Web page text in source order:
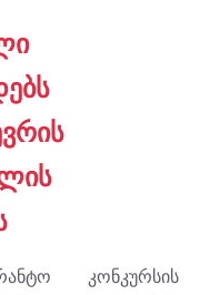
კონკურსის